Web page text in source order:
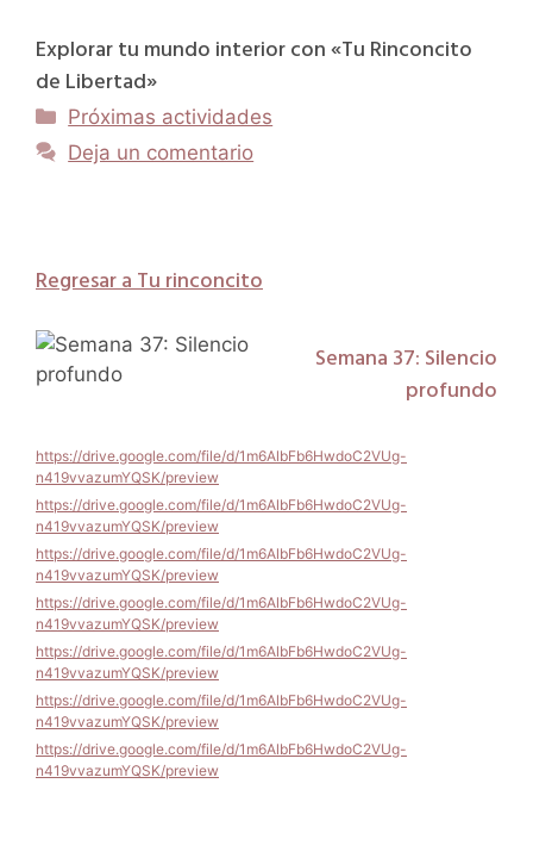
Explorar tu mundo interior con «Tu Rinconcito
de Libertad»
Categorías
Próximas actividades
Deja un comentario
Regresar a Tu rinconcito
Semana 37: Silencio
profundo
https://drive.google.com/file/d/1m6AlbFb6HwdoC2VUg-
n419vvazumYQSK/preview
https://drive.google.com/file/d/1m6AlbFb6HwdoC2VUg-
n419vvazumYQSK/preview
https://drive.google.com/file/d/1m6AlbFb6HwdoC2VUg-
n419vvazumYQSK/preview
https://drive.google.com/file/d/1m6AlbFb6HwdoC2VUg-
n419vvazumYQSK/preview
https://drive.google.com/file/d/1m6AlbFb6HwdoC2VUg-
n419vvazumYQSK/preview
https://drive.google.com/file/d/1m6AlbFb6HwdoC2VUg-
n419vvazumYQSK/preview
https://drive.google.com/file/d/1m6AlbFb6HwdoC2VUg-
n419vvazumYQSK/preview